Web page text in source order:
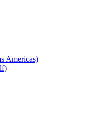
Americas)